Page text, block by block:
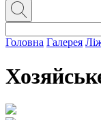
Головна Галерея